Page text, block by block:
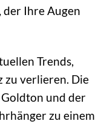
Ihre Augen
Trends,
zu verlieren. Die
und der
zu einem